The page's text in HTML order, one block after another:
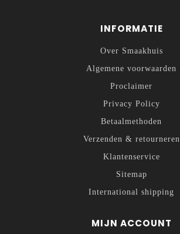
INFORMATIE
Over Smaakhuis
Algemene voorwaarden
Proclaimer
Privacy Policy
Betaalmethoden
Verzenden & retourneren
Klantenservice
Sitemap
International shipping
MIJN ACCOUNT